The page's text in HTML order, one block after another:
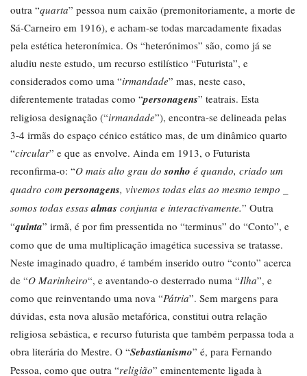
outra “quarta” pessoa num caixão (premonitoriamente, a morte de
Sá-Carneiro em 1916), e acham-se todas marcadamente fixadas
pela estética heteronímica. Os “heterónimos” são, como já se
aludiu neste estudo, um recurso estilístico “Futurista”, e
considerados como uma “irmandade” mas, neste caso,
diferentemente tratadas como “personagens” teatrais. Esta
religiosa designação (“irmandade”), encontra-se delineada pelas
3-4 irmãs do espaço cénico estático mas, de um dinâmico quarto
“circular” e que as envolve. Ainda em 1913, o Futurista
reconfirma-o: “O mais alto grau dosonho é quando, criado um
quadro compersonagens, vivemos todas elas ao mesmo tempo _
somos todas essasalmas conjunta e interactivamente.” Outra
“quinta” irmã, é por fim pressentida no “terminus” do “Conto”, e
como que de uma multiplicação imagética sucessiva se tratasse.
Neste imaginado quadro, é também inserido outro “conto” acerca
de “O Marinheiro“, e aventando-o desterrado numa “Ilha”, e
como que reinventando uma nova “Pátria”. Sem margens para
dúvidas, esta nova alusão metafórica, constitui outra relação
religiosa sebástica, e recurso futurista que também perpassa toda a
obra literária do Mestre. O “Sebastianismo” é, para Fernando
Pessoa, como que outra “religião” eminentemente ligada à